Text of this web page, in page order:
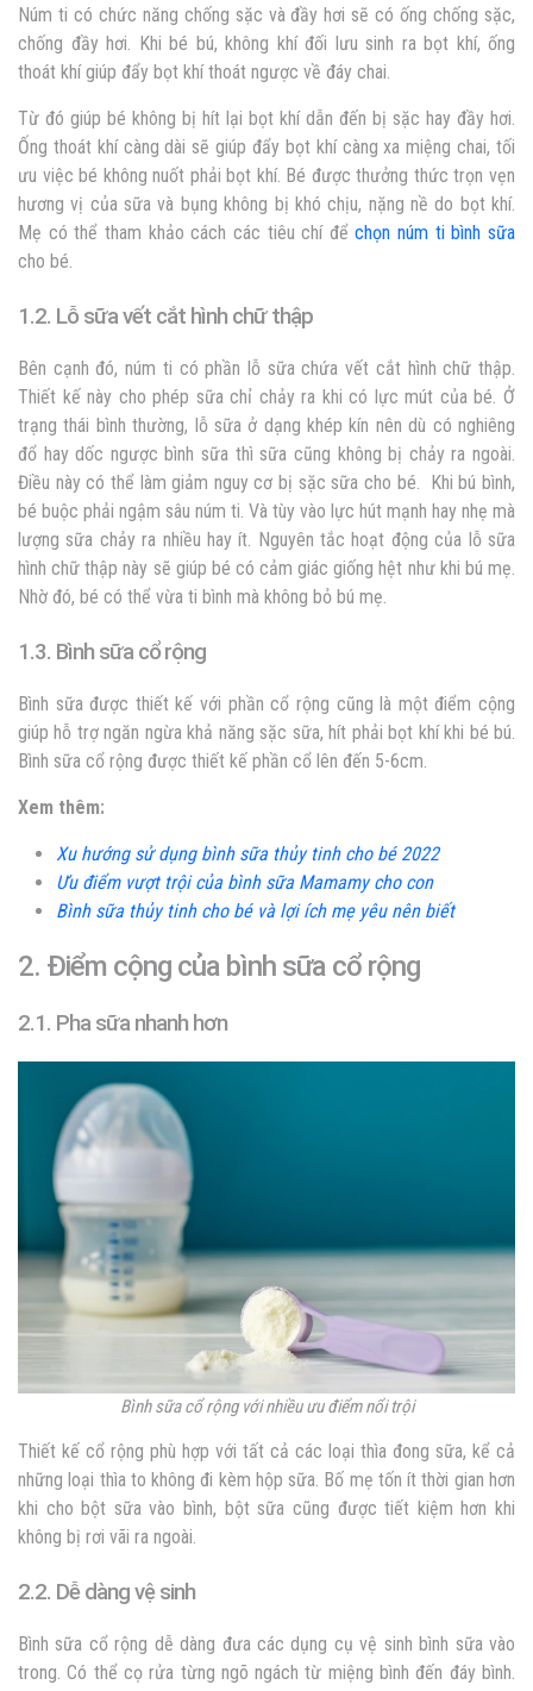
Núm ti có chức năng chống sặc và đầy hơi sẽ có ống chống sặc,
chống đầy hơi. Khi bé bú, không khí đối lưu sinh ra bọt khí, ống
thoát khí giúp đẩy bọt khí thoát ngược về đáy chai.
Từ đó giúp bé không bị hít lại bọt khí dẫn đến bị sặc hay đầy hơi.
Ống thoát khí càng dài sẽ giúp đẩy bọt khí càng xa miệng chai, tối
ưu việc bé không nuốt phải bọt khí. Bé được thưởng thức trọn vẹn
hương vị của sữa và bụng không bị khó chịu, nặng nề do bọt khí.
Mẹ có thể tham khảo cách các tiêu chí đểchọn núm ti bình sữa
cho bé.
1.2. Lỗ sữa vết cắt hình chữ thập
Bên cạnh đó, núm ti có phần lỗ sữa chứa vết cắt hình chữ thập.
Thiết kế này cho phép sữa chỉ chảy ra khi có lực mút của bé. Ở
trạng thái bình thường, lỗ sữa ở dạng khép kín nên dù có nghiêng
đổ hay dốc ngược bình sữa thì sữa cũng không bị chảy ra ngoài.
Điều này có thể làm giảm nguy cơ bị sặc sữa cho bé. Khi bú bình,
bé buộc phải ngậm sâu núm ti. Và tùy vào lực hút mạnh hay nhẹ mà
lượng sữa chảy ra nhiều hay ít. Nguyên tắc hoạt động của lỗ sữa
hình chữ thập này sẽ giúp bé có cảm giác giống hệt như khi bú mẹ.
Nhờ đó, bé có thể vừa ti bình mà không bỏ bú mẹ.
1.3. Bình sữa cổ rộng
Bình sữa được thiết kế với phần cổ rộng cũng là một điểm cộng
giúp hỗ trợ ngăn ngừa khả năng sặc sữa, hít phải bọt khí khi bé bú.
Bình sữa cổ rộng được thiết kế phần cổ lên đến 5-6cm.
Xem thêm:
Xu hướng sử dụng bình sữa thủy tinh cho bé 2022
Ưu điểm vượt trội của bình sữa Mamamy cho con
Bình sữa thủy tinh cho bé và lợi ích mẹ yêu nên biết
2. Điểm cộng của bình sữa cổ rộng
2.1. Pha sữa nhanh hơn
Bình sữa cổ rộng với nhiều ưu điểm nổi trội
Thiết kế cổ rộng phù hợp với tất cả các loại thìa đong sữa, kể cả
những loại thìa to không đi kèm hộp sữa. Bố mẹ tốn ít thời gian hơn
khi cho bột sữa vào bình, bột sữa cũng được tiết kiệm hơn khi
không bị rơi vãi ra ngoài.
2.2. Dễ dàng vệ sinh
Bình sữa cổ rộng dễ dàng đưa các dụng cụ vệ sinh bình sữa vào
trong. Có thể cọ rửa từng ngõ ngách từ miệng bình đến đáy bình.